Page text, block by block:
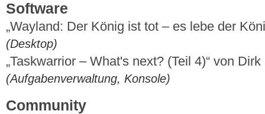
Software
„Wayland: Der König ist tot – es lebe der
(Desktop)
„Taskwarrior – What's next? (Teil 4)“ von
(Aufgabenverwaltung, Konsole)
Community